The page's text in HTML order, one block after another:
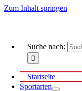
Zum Inhalt springen
Startseite
Sportarten
Suche nach: